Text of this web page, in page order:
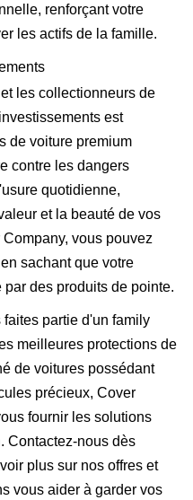
renforçant votre
les actifs de la famille.
les collectionneurs de
est
de voiture premium
contre les dangers
quotidienne,
et la beauté de vos
vous pouvez
sachant que votre
des produits de pointe.
partie d'un family
meilleures protections de
de voitures possédant
précieux, Cover
fournir les solutions
Contactez-nous dès
plus sur nos offres et
vous aider à garder vos